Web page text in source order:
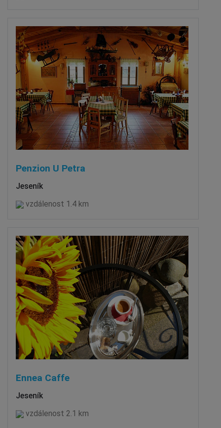
Penzion U Petra
Jeseník
vzdálenost 1.4 km
Ennea Caffe
Jeseník
vzdálenost 2.1 km